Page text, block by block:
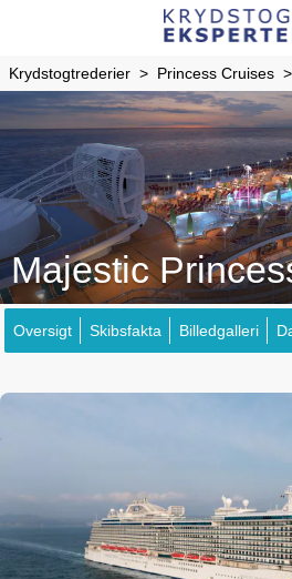
Krydstogtrederier Princess Cruises
Majestic
Oversigt Skibsfakta Billedgalleri